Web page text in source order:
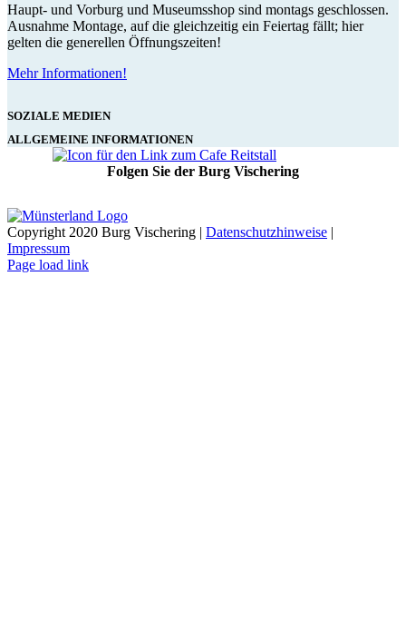
Haupt- und Vorburg und Museumsshop sind montags geschlossen.
Ausnahme Montage, auf die gleichzeitig ein Feiertag fällt; hier
gelten die generellen Öffnungszeiten!
Mehr Informationen!
SOZIALE MEDIEN
ALLGEMEINE INFORMATIONEN
Folgen Sie der Burg Vischering
Copyright 2020 Burg Vischering | Datenschutzhinweise |
Impressum
Page load link